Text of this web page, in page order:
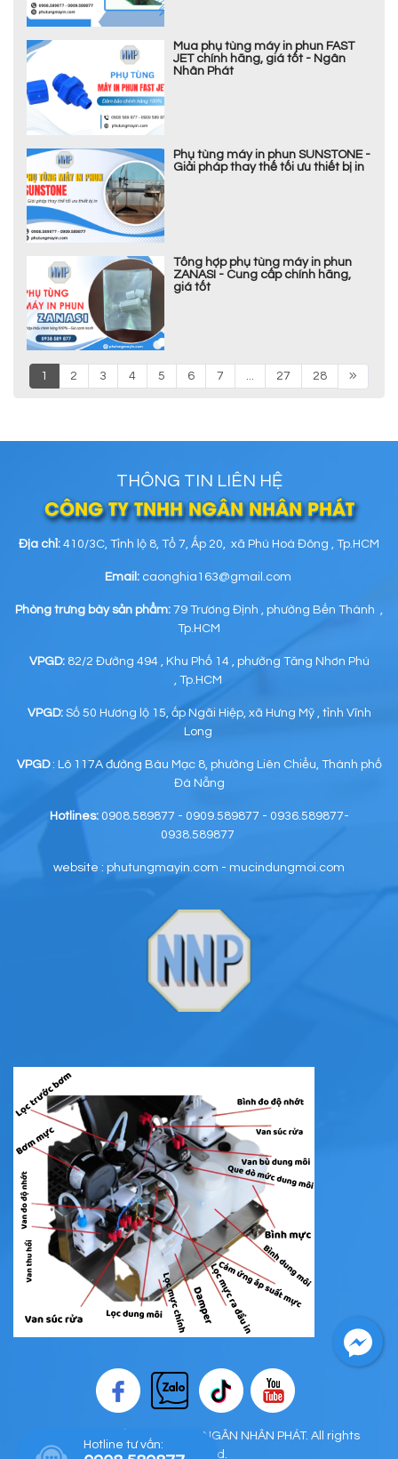
Mua phụ tùng máy in phun FAST
JET chính hãng, giá tốt - Ngân
Nhân Phát
Phụ tùng máy in phun SUNSTONE -
Giải pháp thay thế tối ưu thiết bị in
Tổng hợp phụ tùng máy in phun
ZANASI - Cung cấp chính hãng,
giá tốt
1 2 3 4 5 6 7 ... 27 28
THÔNG TIN LIÊN HỆ
CÔNG TY TNHH NGÂN NHÂN PHÁT
Địa chỉ: 410/3C, Tỉnh lộ 8, Tổ 7, Ấp 20, xã Phú Hoà Đông , Tp.HCM
Email:caonghia163@gmail.com
Phòng trưng bày sản phẩm: 79 Trương Định , phường Bến Thành ,
Tp.HCM
VPGD:82/2 Đường 494 , Khu Phố 14 , phường Tăng Nhơn Phú
, Tp.HCM
VPGD:Số 50 Hương lộ 15, ấp Ngãi Hiệp, xã Hưng Mỹ , tỉnh Vĩnh
Long
VPGD: Lô 117A đường Bàu Mạc 8, phường Liên Chiểu, Thành phố
Đà Nẵng
Hotlines:0908.589877 - 0909.589877 - 0936.589877-
0938.589877
website : phutungmayin.com - mucindungmoi.com
Copyright © CÔNG TY TNHH NGÂN NHÂN PHÁT. All rights
reserved.
Hotline tư vấn: